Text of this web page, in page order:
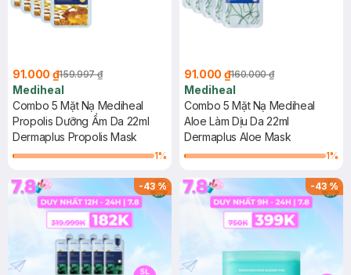
91.000 ₫159.997 ₫
Mediheal
Combo 5 Mặt Nạ Mediheal
Propolis Dưỡng Ẩm Da 22ml
Dermaplus Propolis Mask
1%
91.000 ₫160.000 ₫
Mediheal
Combo 5 Mặt Nạ Mediheal
Aloe Làm Dịu Da 22ml
Dermaplus Aloe Mask
1%
-43% -43%